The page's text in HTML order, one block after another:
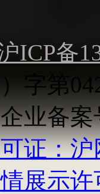
ICP备
字第
业备案
证：沪
展示许